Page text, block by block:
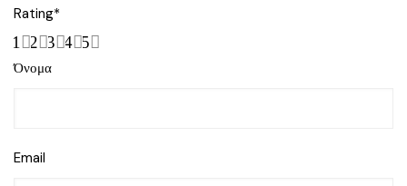
Rating*
5
4
3
2
1
Όνομα
Email